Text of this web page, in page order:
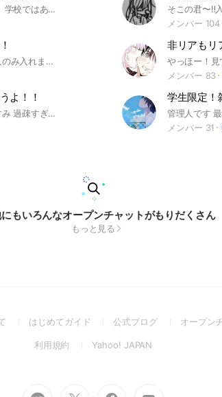
リア充になりたい子集まれ！ 学校ではあんま恋愛できない子とか 恋愛相談したい子来て欲しいなー 荒らしNG 下ネタもだめだよ？ ネタ枠大歓迎！！ みんなでネタに走るのもあり！ みんなで集まろ！ #恋愛 #恋愛相談 #学生
メンバー 104
ここは中学生のバレー部の人のみ入れます！うちは中1で初心者です！なので、皆んなで色んな動画を出したりしてコツを教え合うのはどうでしようか！後、タメロおけです！ただし！即抜け、荒らしだけはやめて下さい！それだけ守って楽しいオプチャにしよーねー！#女子バレー
メンバー 83
よ！！
おんはようこんにちわおやすみ 過疎すぎるので誰か盛り上げてくれる人きてほしい😘 ルールは少ないと思う❕️❕️ 即抜けちゃーーんはやめてねん たのしいからこよーね😘😘 おねーさんまってまつ😖😖😖 #リア充#クリボッチ回避#非リア#雑談
学生限定！
メンバー 31
もいろんなオープンチャットがもりだくさん
もっと見る
(Openはじめてガイド
(Open
a
公式ブログ
(Openオープン
利用規約
(OpenYahoo! JAPAN
Go Go Go